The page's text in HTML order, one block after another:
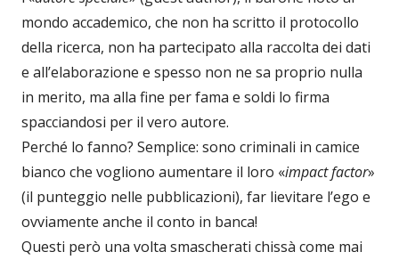
mondo accademico, che non ha scritto il protocollo
della ricerca, non ha partecipato alla raccolta dei dati
e all’elaborazione e spesso non ne sa proprio nulla
in merito, ma alla fine per fama e soldi lo firma
spacciandosi per il vero autore.
Perché lo fanno? Semplice: sono criminali in camice
bianco che vogliono aumentare il loro «impact factor»
(il punteggio nelle pubblicazioni), far lievitare l’ego e
ovviamente anche il conto in banca!
Questi però una volta smascherati chissà come mai